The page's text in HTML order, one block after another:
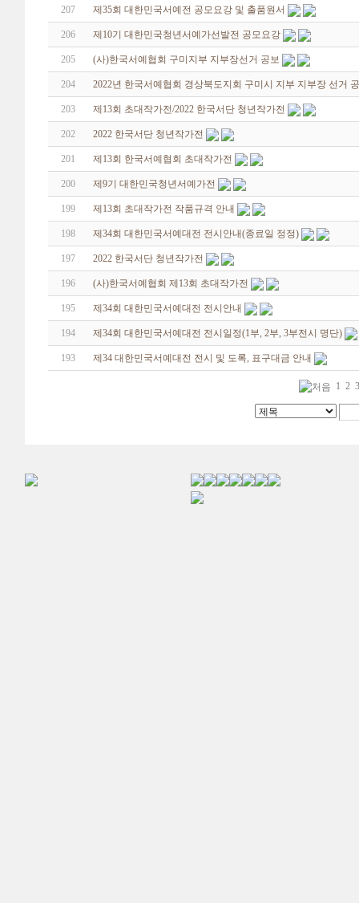
207 제35회 대한민국서예전 공모요강 및 출품원서
206 제10기 대한민국청년서예가선발전 공모요강
205 (사)한국서예협회 구미지부 지부장선거 공보
204 2022년 한국서예협회 경상북도지회 구미시 지부 지부장 선거
203 제13회 초대작가전/2022 한국서단 청년작가전
202 2022 한국서단 청년작가전
201 제13회 한국서예협회 초대작가전
200 제9기 대한민국청년서예가전
199 제13회 초대작가전 작품규격 안내
198 제34회 대한민국서예대전 전시안내(종료일 정정)
197 2022 한국서단 청년작가전
196 (사)한국서예협회 제13회 초대작가전
195 제34회 대한민국서예대전 전시안내
194 제34회 대한민국서예대전 전시일정(1부, 2부, 3부전시 명단)
193 제34 대한민국서예대전 전시 및 도록, 표구대금 안내
1 2 3